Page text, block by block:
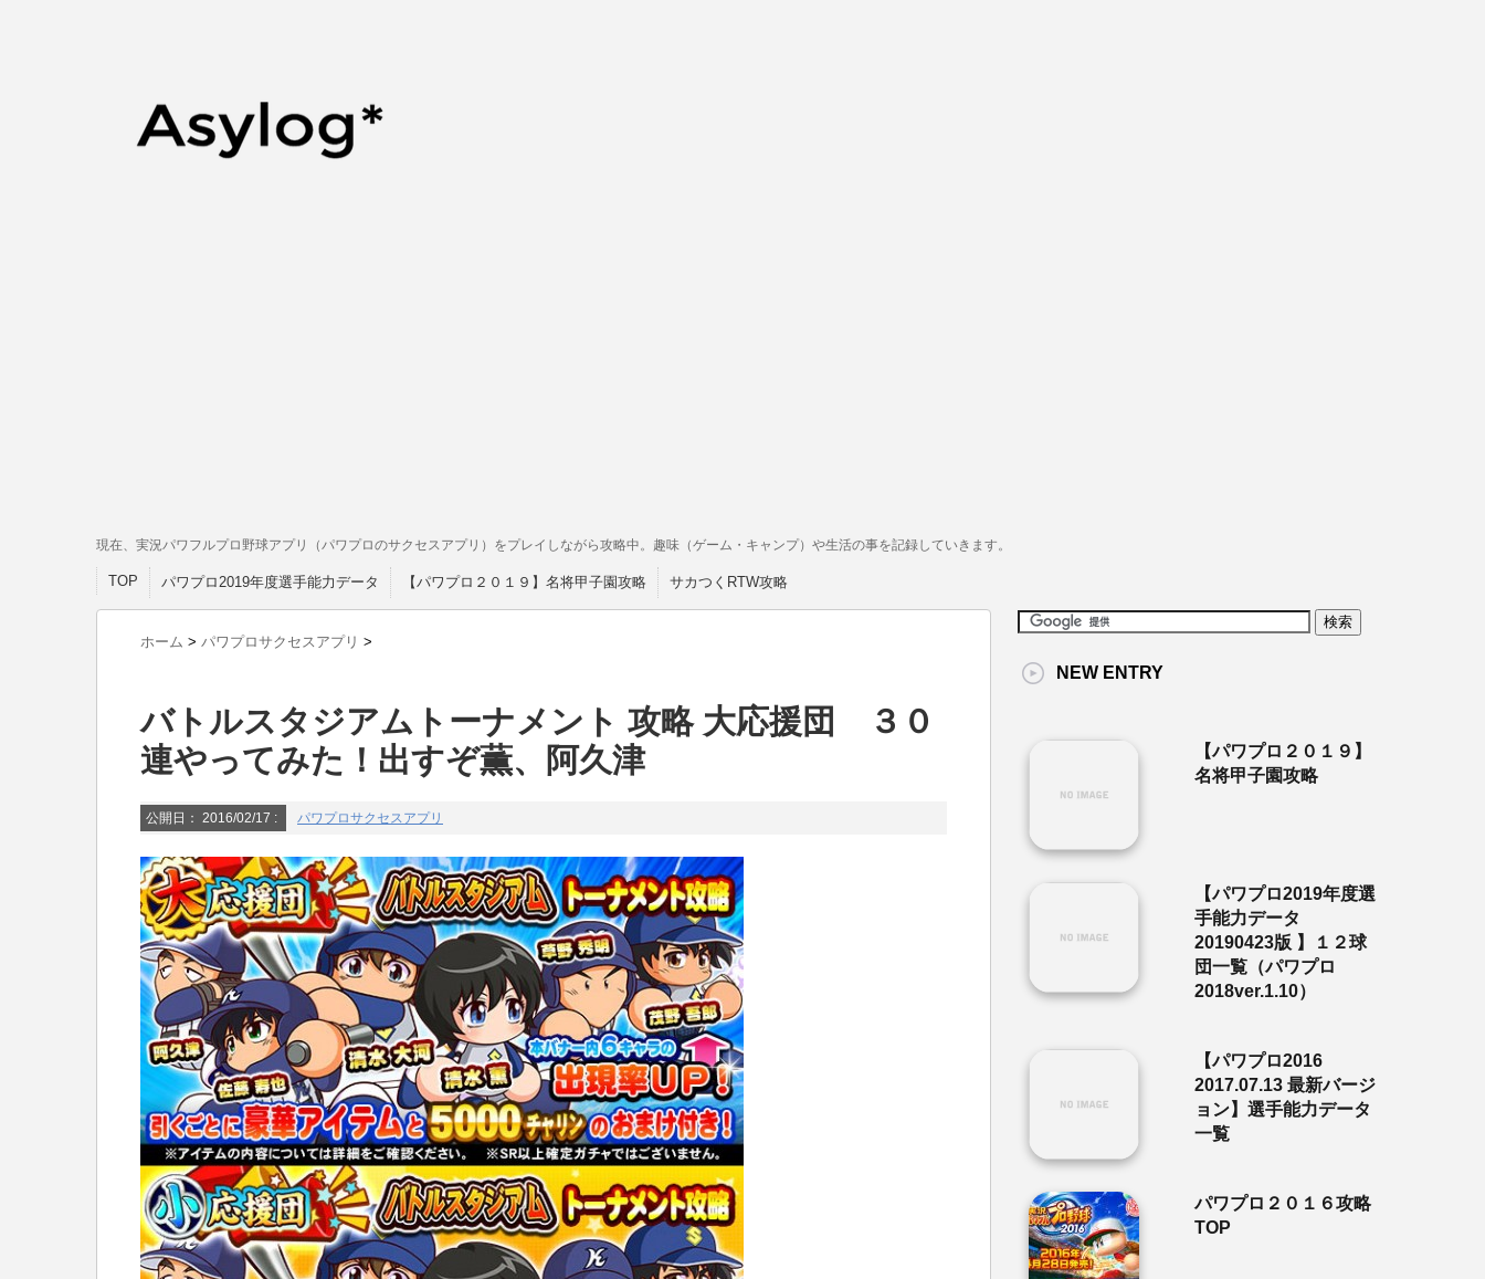
現在、実況パワフルプロ野球アプリ（パワプロのサクセスアプリ）をプレイしながら攻略中。趣味（ゲーム・キャンプ）や生活の事を記録していきます。
TOP パワプロ2019年度選手能力データ 【パワプロ２０１９】名将甲子園攻略 サカつくRTW攻略
ホーム > パワプロサクセスアプリ >
バトルスタジアムトーナメント 攻略 大応援団 ３０
連やってみた！出すぞ薫、阿久津
公開日： 2016/02/17 : パワプロサクセスアプリ
NEW ENTRY
【パワプロ２０１９】
名将甲子園攻略
【パワプロ2019年度選
手能力データ
20190423版 】１２球
団一覧（パワプロ
2018ver.1.10）
【パワプロ2016
2017.07.13 最新バージ
ョン】選手能力データ
一覧
パワプロ２０１６攻略
TOP